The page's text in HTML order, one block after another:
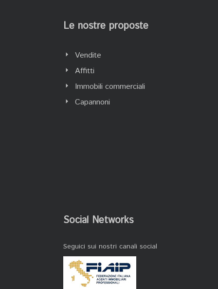
Le nostre proposte
Vendite
Affitti
Immobili commerciali
Capannoni
Social Networks
Seguici sui nostri canali social